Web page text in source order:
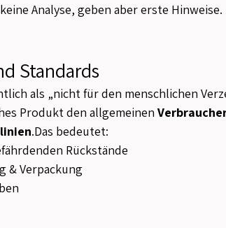
Analyse, geben aber erste Hinweise.
Standards
als „nicht für den menschlichen
Produkt den allgemeinen
.Das bedeutet:
Rückstände
& Verpackung